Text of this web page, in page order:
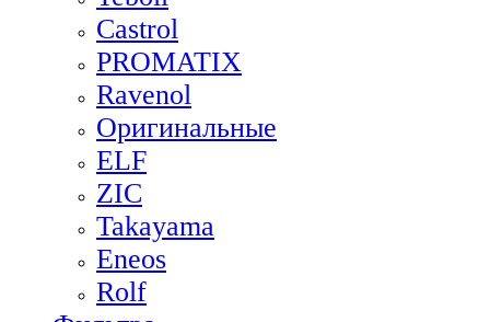
Castrol
PROMATIX
Ravenol
Оригинальные
ELF
ZIC
Takayama
Eneos
Rolf